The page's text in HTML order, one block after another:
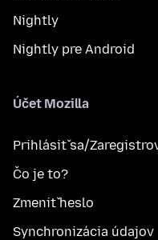
Nightly
Nightly pre Android
Účet Mozilla
Prihlásiť sa/
Čo je to?
Zmeniť heslo
Synchronizácia údajov